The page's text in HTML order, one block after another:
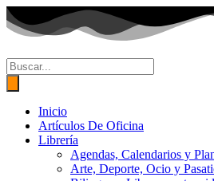
Ir
al
contenido
Búsqueda
de
productos
Inicio
Artículos De Oficina
Librería
Agendas, Calendarios y
Arte, Deporte, Ocio y